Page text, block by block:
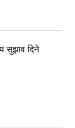
सुझाव दिने